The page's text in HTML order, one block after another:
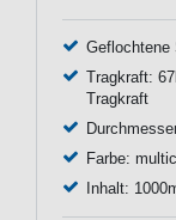
Geflochtene
Tragkraft:
Tragkraft
Farbe:
Inhalt: